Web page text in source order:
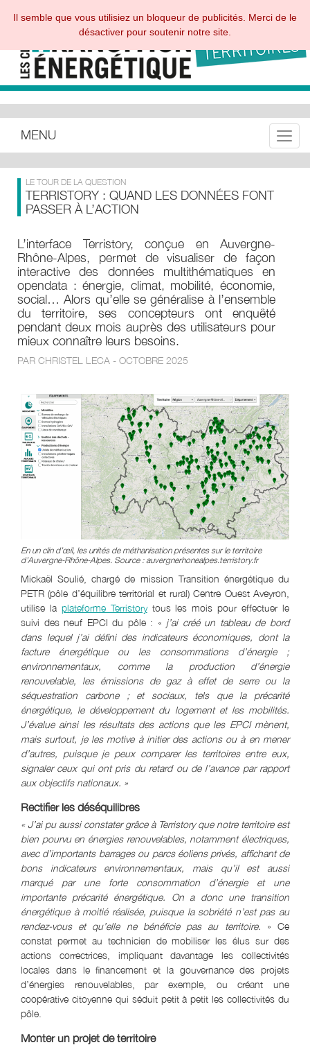
MENU
LE TOUR DE LA QUESTION
TERRISTORY : QUAND LES DONNÉES FONT
PASSER À L’ACTION
L’interface Terristory, conçue en Auvergne-
Rhône-Alpes, permet de visualiser de façon
interactive des données multithématiques en
opendata : énergie, climat, mobilité, économie,
social… Alors qu’elle se généralise à l’ensemble
du territoire, ses concepteurs ont enquêté
pendant deux mois auprès des utilisateurs pour
mieux connaître leurs besoins.
PAR CHRISTEL LECA - OCTOBRE 2025
En un clin d’œil, les unités de méthanisation présentes sur le territoire
d’Auvergne-Rhône-Alpes. Source : auvergnerhonealpes.terristory.fr
Mickaël Soulié, chargé de mission Transition énergétique du
PETR (pôle d’équilibre territorial et rural) Centre Ouest Aveyron,
utilise la plateforme Terristorytous les mois pour effectuer le
suivi des neuf EPCI du pôle : « j’ai créé un tableau de bord
dans lequel j’ai défini des indicateurs économiques, dont la
facture énergétique ou les consommations d’énergie ;
environnementaux, comme la production d’énergie
renouvelable, les émissions de gaz à effet de serre ou la
séquestration carbone ; et sociaux, tels que la précarité
énergétique, le développement du logement et les mobilités.
J’évalue ainsi les résultats des actions que les EPCI mènent,
mais surtout, je les motive à initier des actions ou à en mener
d’autres, puisque je peux comparer les territoires entre eux,
signaler ceux qui ont pris du retard ou de l’avance par rapport
aux objectifs nationaux. »
Rectifier les déséquilibres
« J’ai pu aussi constater grâce à Terristory que notre territoire est
bien pourvu en énergies renouvelables, notamment électriques,
avec d’importants barrages ou parcs éoliens privés, affichant de
bons indicateurs environnementaux, mais qu’il est aussi
marqué par une forte consommation d’énergie et une
importante précarité énergétique. On a donc une transition
énergétique à moitié réalisée, puisque la sobriété n’est pas au
rendez-vous et qu’elle ne bénéficie pas au territoire. » Ce
constat permet au technicien de mobiliser les élus sur des
actions correctrices, impliquant davantage les collectivités
locales dans le financement et la gouvernance des projets
d’énergies renouvelables, par exemple, ou créant une
coopérative citoyenne qui séduit petit à petit les collectivités du
pôle.
Monter un projet de territoire
Il semble que vous utilisiez un bloqueur de publicités. Merci de le
désactiver pour soutenir notre site.